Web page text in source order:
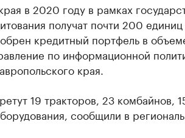
в 2020 году в рамках
получат почти 200 единиц
кредитный портфель в
по информационной
края.
19 тракторов, 23 комбайнов,
сообщили в